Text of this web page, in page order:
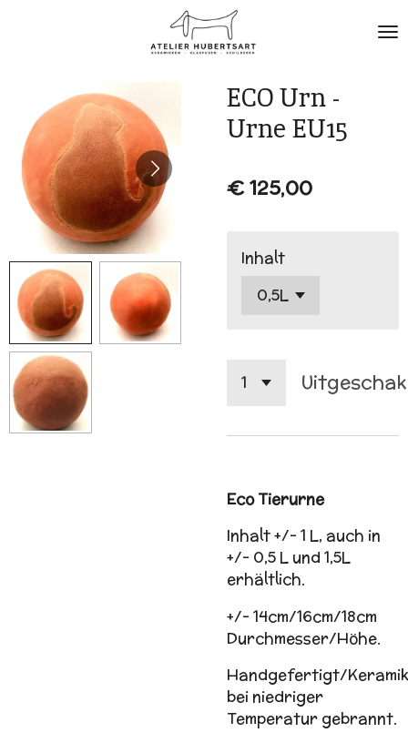
hoofdinhoud
ECO Urn -
Urne EU15
€ 125,00
Inhalt
Eco Tierurne
Inhalt +/- 1 L, auch in
+/- 0,5 L und 1,5L
erhältlich.
+/- 14cm/16cm/18cm
Durchmesser/Höhe.
Handgefertigt/Keramik
bei niedriger
Temperatur gebrannt.